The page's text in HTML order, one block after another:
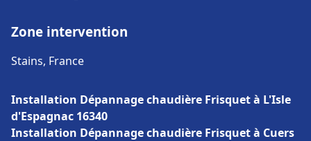
Zone intervention
Stains, France
Installation Dépannage chaudière Frisquet à L'Isle
d'Espagnac 16340
Installation Dépannage chaudière Frisquet à Cuers